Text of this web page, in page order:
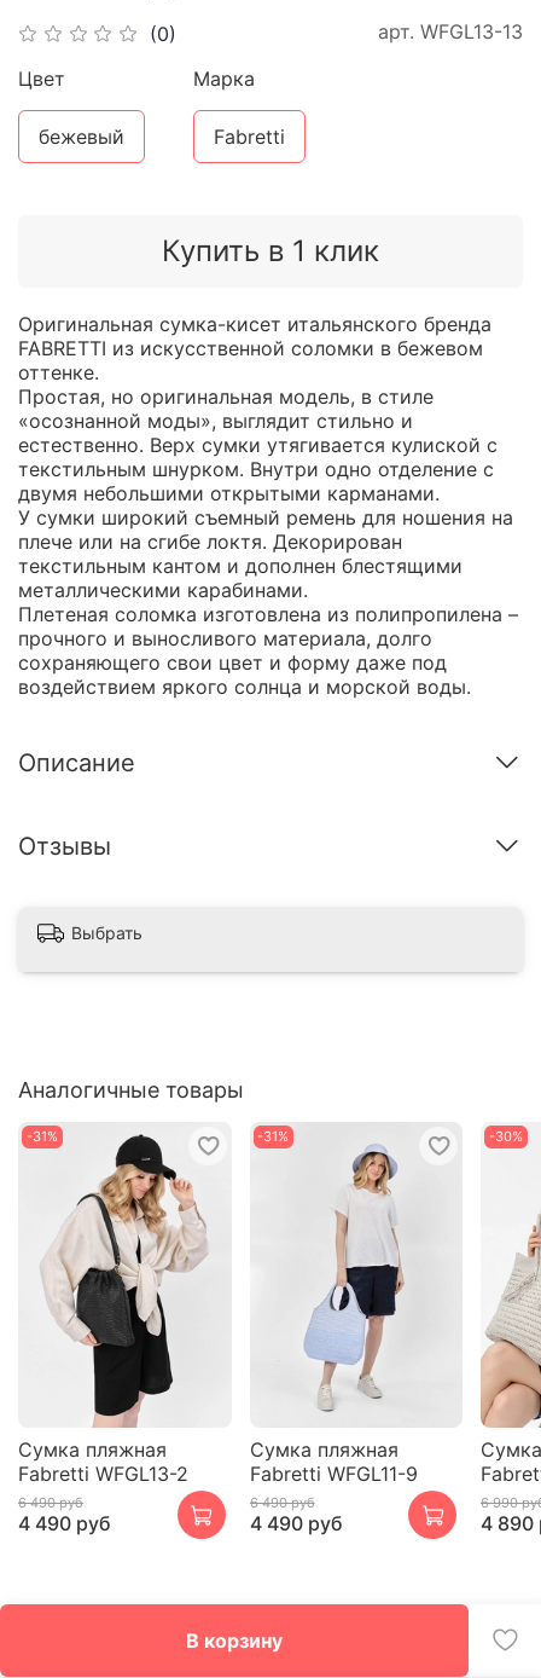
(0) арт. WFGL13-13
В корзину
Купить в 1 клик
Цвет
бежевый
Марка
Fabretti
Оригинальная сумка-кисет итальянского бренда
FABRETTI из искусственной соломки в бежевом
оттенке.
Простая, но оригинальная модель, в стиле
«осознанной моды», выглядит стильно и
естественно. Верх сумки утягивается кулиской с
текстильным шнурком. Внутри одно отделение с
двумя небольшими открытыми карманами.
У сумки широкий съемный ремень для ношения на
плече или на сгибе локтя. Декорирован
текстильным кантом и дополнен блестящими
металлическими карабинами.
Плетеная соломка изготовлена из полипропилена –
прочного и выносливого материала, долго
сохраняющего свои цвет и форму даже под
воздействием яркого солнца и морской воды.
Описание
Отзывы
Выбрать
Аналогичные товары
-31%
Сумка пляжная
Fabretti WFGL13-2
6 490 руб
4 490 руб
-31%
Сумка пляжная
Fabretti WFGL11-9
6 490 руб
4 490 руб
-30%
6 990
4 890